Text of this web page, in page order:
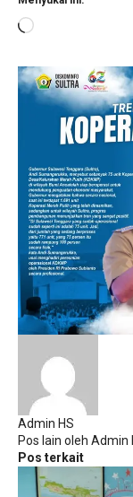
Memuat...
Admin HS
Pos lain oleh Admin
Pos terkait